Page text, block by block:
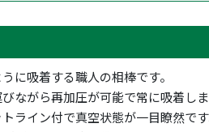
に吸着する職人の相棒です。
ながら再加圧が可能で常に吸着しま
ライン付で真空状態が一目瞭然です